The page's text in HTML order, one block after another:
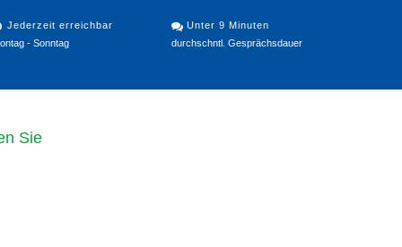
Jederzeit erreichbar
- Sonntag
Unter 9 Minuten
durchschntl. Gesprächsdauer
Sie